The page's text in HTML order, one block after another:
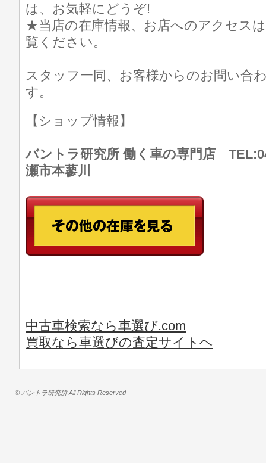
は、お気軽にどうぞ!
★当店の在庫情報、お店へのアクセス
覧ください。
スタッフ一同、お客様からのお問い合
す。
【ショップ情報】
バントラ研究所 働く車の専門店
瀬市本蓼川
中古車検索なら車選び.com
買取なら車選びの査定サイトヘ
© バントラ研究所 All Rights Reserved